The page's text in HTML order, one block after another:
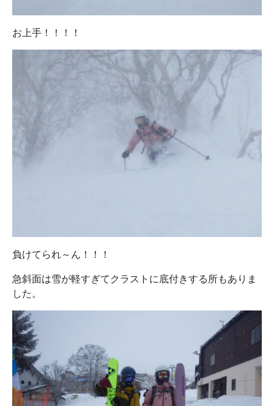
お上手！！！！
負けてられ～ん！！！
急斜面は雪が軽すぎてクラストに底付きする所もありま
した。